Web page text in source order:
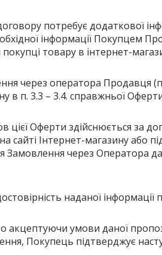
потребує додаткової
інформації Покупцем
товару в інтернет-
через оператора Продавця
в п. 3.3 – 3.4. справжньої
цієї Оферти здійснюється за
сайті Інтернет-магазину або
Замовлення через Оператора
наданої
акцептуючи умови даної
Покупець підтверджує